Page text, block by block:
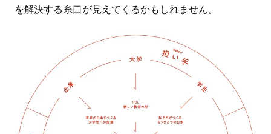
を解決する糸口が見えてくるかもしれません。